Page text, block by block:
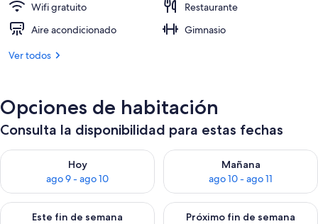
Wifi gratuito
Restaurante
Aire acondicionado
Gimnasio
Ver todos
Opciones de habitación
Consulta la disponibilidad para estas fechas
Hoy
ago 9 - ago 10
Consulta la disponibilidad para hoy ago 9 - ago 10
Mañana
ago 10 - ago 11
Consulta la disponibilidad
Este fin de semana
Consulta la disponibilidad para este fin de semana ago 14 -
Próximo fin de semana
Consulta la disponibilidad